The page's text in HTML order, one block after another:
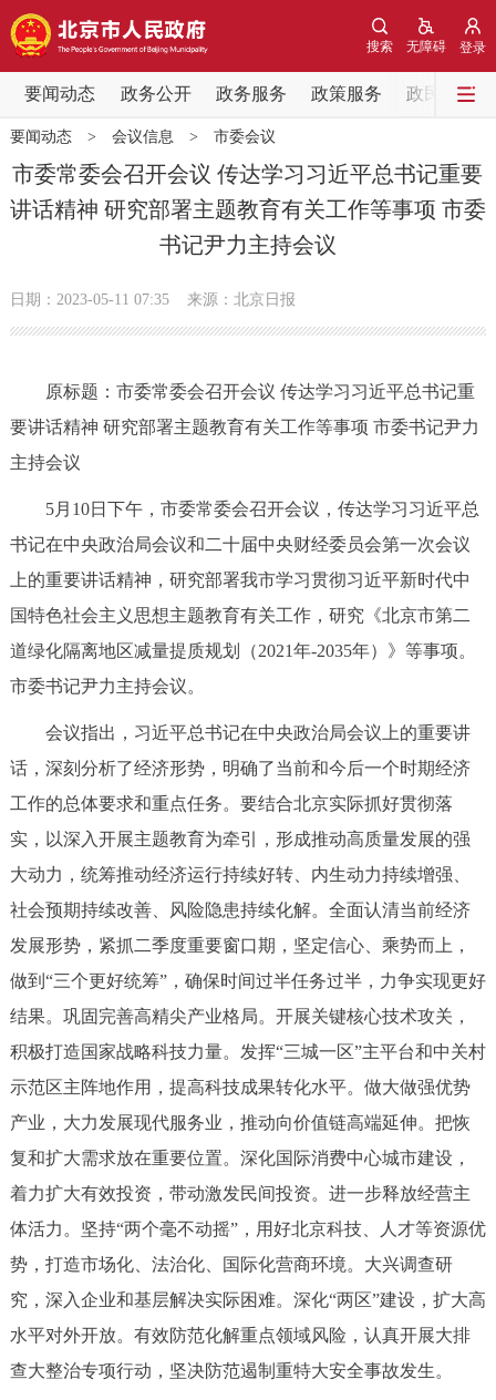
登录
无障碍
搜索
要闻动态 政务公开 政务服务 政策服务 政民互动
要闻动态
党中央精神 国务院信息
北京要闻 会议信息 部门动态
政务公开
市领导 机构职能 政策服务
政策兑现
专题公开
政务服务
中介服务 阳光政务
12345网上接诉即办 我要咨询 我要建议
参与调查 在线访谈 图说互动
北京概况 十六区概览 人文北京
绿色北京 图说北京 视频北京
多语种
ENGLISH 한국어 日本語
DEUTSCH FRANÇAIS РУССКИЙ ЯЗЫК
ESPAÑOL العربية PORTUGUÊS
要闻动态> 会议信息 > 市委会议
市委常委会召开会议 传达学习习近平总书记重要
讲话精神 研究部署主题教育有关工作等事项 市委
书记尹力主持会议
日期：2023-05-11 07:35 来源：北京日报
原标题：市委常委会召开会议 传达学习习近平总书记重
要讲话精神 研究部署主题教育有关工作等事项 市委书记尹力
主持会议
5月10日下午，市委常委会召开会议，传达学习习近平总
书记在中央政治局会议和二十届中央财经委员会第一次会议
上的重要讲话精神，研究部署我市学习贯彻习近平新时代中
国特色社会主义思想主题教育有关工作，研究《北京市第二
道绿化隔离地区减量提质规划（2021年-2035年）》等事项。
市委书记尹力主持会议。
会议指出，习近平总书记在中央政治局会议上的重要讲
话，深刻分析了经济形势，明确了当前和今后一个时期经济
工作的总体要求和重点任务。要结合北京实际抓好贯彻落
实，以深入开展主题教育为牵引，形成推动高质量发展的强
大动力，统筹推动经济运行持续好转、内生动力持续增强、
社会预期持续改善、风险隐患持续化解。全面认清当前经济
发展形势，紧抓二季度重要窗口期，坚定信心、乘势而上，
做到“三个更好统筹”，确保时间过半任务过半，力争实现更好
结果。巩固完善高精尖产业格局。开展关键核心技术攻关，
积极打造国家战略科技力量。发挥“三城一区”主平台和中关村
示范区主阵地作用，提高科技成果转化水平。做大做强优势
产业，大力发展现代服务业，推动向价值链高端延伸。把恢
复和扩大需求放在重要位置。深化国际消费中心城市建设，
着力扩大有效投资，带动激发民间投资。进一步释放经营主
体活力。坚持“两个毫不动摇”，用好北京科技、人才等资源优
势，打造市场化、法治化、国际化营商环境。大兴调查研
究，深入企业和基层解决实际困难。深化“两区”建设，扩大高
水平对外开放。有效防范化解重点领域风险，认真开展大排
查大整治专项行动，坚决防范遏制重特大安全事故发生。